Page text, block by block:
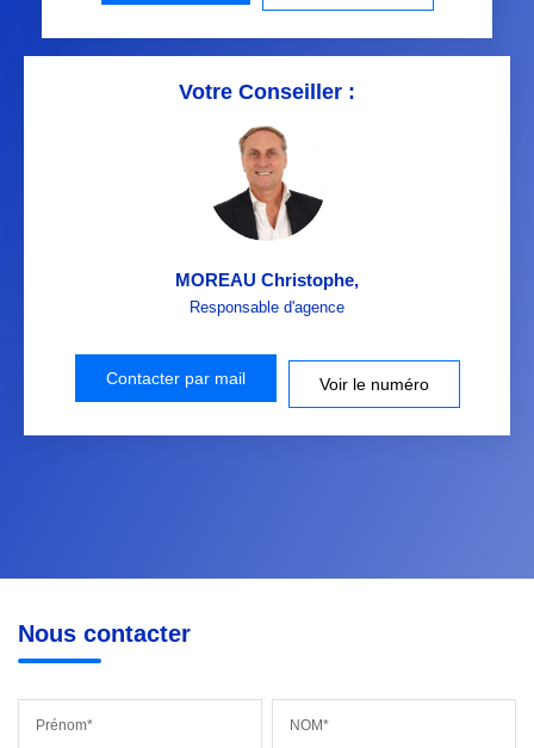
Votre Conseiller :
MOREAU Christophe,
Responsable d'agence
Contacter par mail Voir le numéro
Nous contacter
Prénom* NOM*